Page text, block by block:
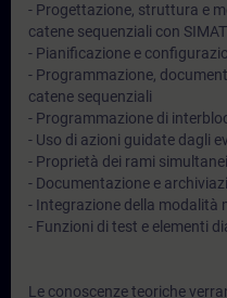
- Progettazione, struttura e
catene sequenziali con
- Pianificazione e
- Programmazione,
catene sequenziali
- Programmazione di
- Uso di azioni guidate dagli
- Proprietà dei rami
- Documentazione e
- Integrazione della modalità
- Funzioni di test e elementi
Le conoscenze teoriche